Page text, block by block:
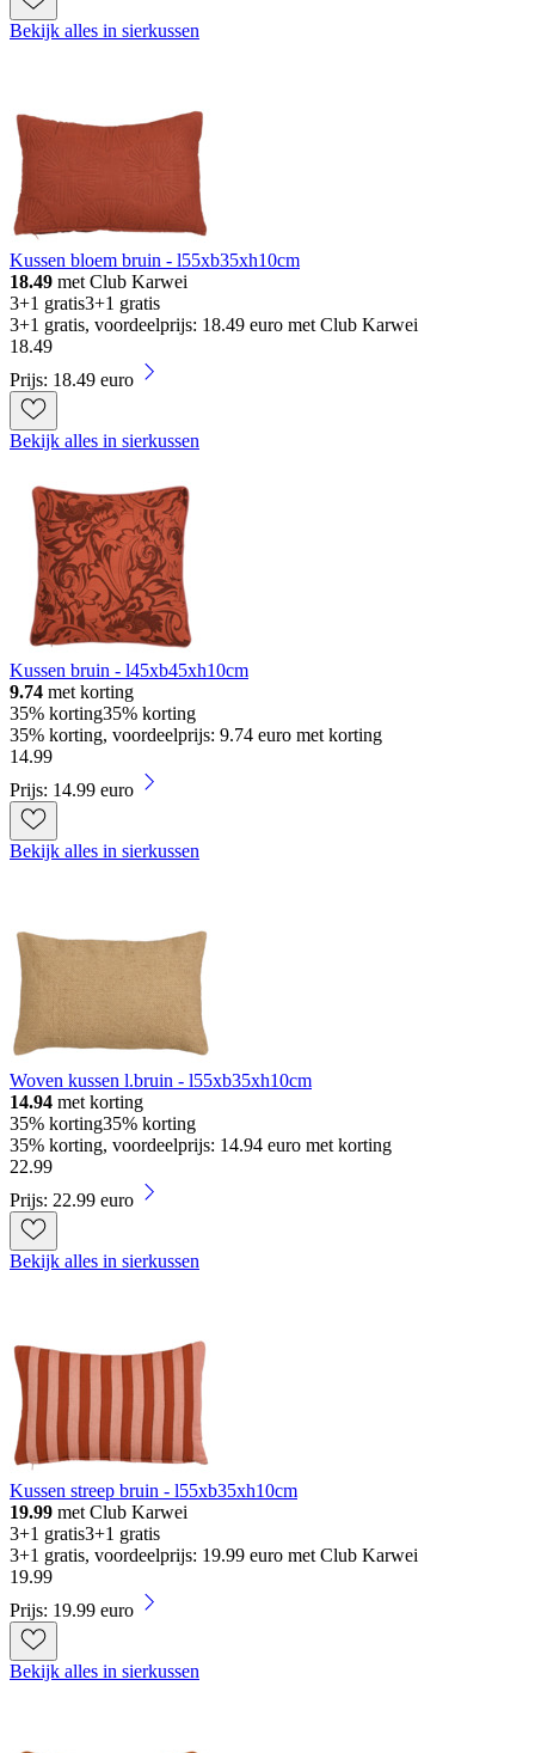
Bekijk alles in sierkussen
Kussen bloem bruin - l55xb35xh10cm
18.49 met Club Karwei
3+1 gratis3+1 gratis
3+1 gratis, voordeelprijs: 18.49 euro met Club Karwei
18.49
Prijs: 18.49 euro
Bekijk alles in sierkussen
Kussen bruin - l45xb45xh10cm
9.74 met korting
35% korting35% korting
35% korting, voordeelprijs: 9.74 euro met korting
14.99
Prijs: 14.99 euro
Bekijk alles in sierkussen
Woven kussen l.bruin - l55xb35xh10cm
14.94 met korting
35% korting35% korting
35% korting, voordeelprijs: 14.94 euro met korting
22.99
Prijs: 22.99 euro
Bekijk alles in sierkussen
Kussen streep bruin - l55xb35xh10cm
19.99 met Club Karwei
3+1 gratis3+1 gratis
3+1 gratis, voordeelprijs: 19.99 euro met Club Karwei
19.99
Prijs: 19.99 euro
Bekijk alles in sierkussen